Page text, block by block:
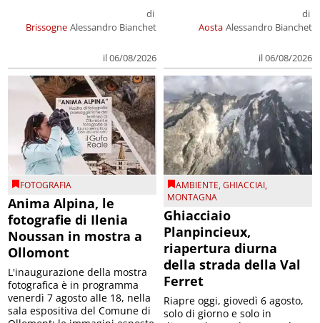
Brissogne
di
Alessandro Bianchet
il 06/08/2026
Aosta
di
Alessandro Bianchet
il 06/08/2026
FOTOGRAFIA
Anima Alpina, le
fotografie di Ilenia
Noussan in mostra a
Ollomont
L'inaugurazione della mostra
fotografica è in programma
venerdì 7 agosto alle 18, nella
sala espositiva del Comune di
AMBIENTE,GHIACCIAI,
MONTAGNA
Ghiacciaio
Planpincieux,
riapertura diurna
della strada della Val
Ferret
Riapre oggi, giovedì 6 agosto,
solo di giorno e solo in